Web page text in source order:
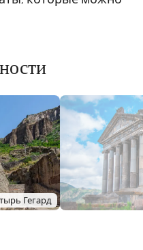
Гегард